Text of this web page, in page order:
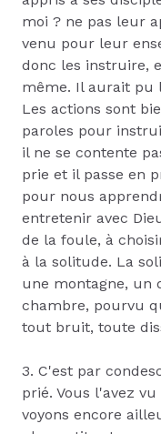
moi ? ne pas leur
venu pour leur
donc les instruire,
même. Il aurait pu
Les actions sont
paroles pour
il ne se contente
prie et il passe en
pour nous
entretenir avec
de la foule, à
à la solitude. La
une montagne, un
chambre, pourvu
tout bruit, toute
3. C'est par
prié. Vous l'avez
voyons encore